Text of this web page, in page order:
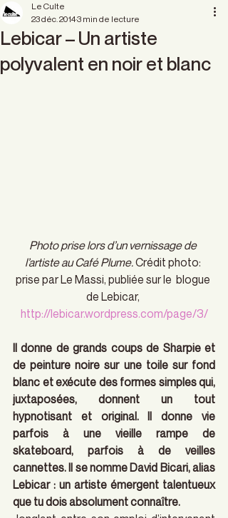
Lebicar – Un artiste
polyvalent en noir et blanc
Le Culte
23 déc. 20143 min de lecture
Photo prise lors d’un vernissage de
l’artiste au Café Plume. Crédit photo:
prise par Le Massi, publiée sur le  blogue
de Lebicar,
http://lebicar.wordpress.com/page/3/
Il donne de grands coups de Sharpie et
de peinture noire sur une toile sur fond
blanc et exécute des formes simples qui,
juxtaposées, donnent un tout
hypnotisant et original. Il donne vie
parfois à une vieille rampe de
skateboard, parfois à de veilles
cannettes. Il se nomme David Bicari, alias
Lebicar : un artiste émergent talentueux
que tu dois absolument connaître.